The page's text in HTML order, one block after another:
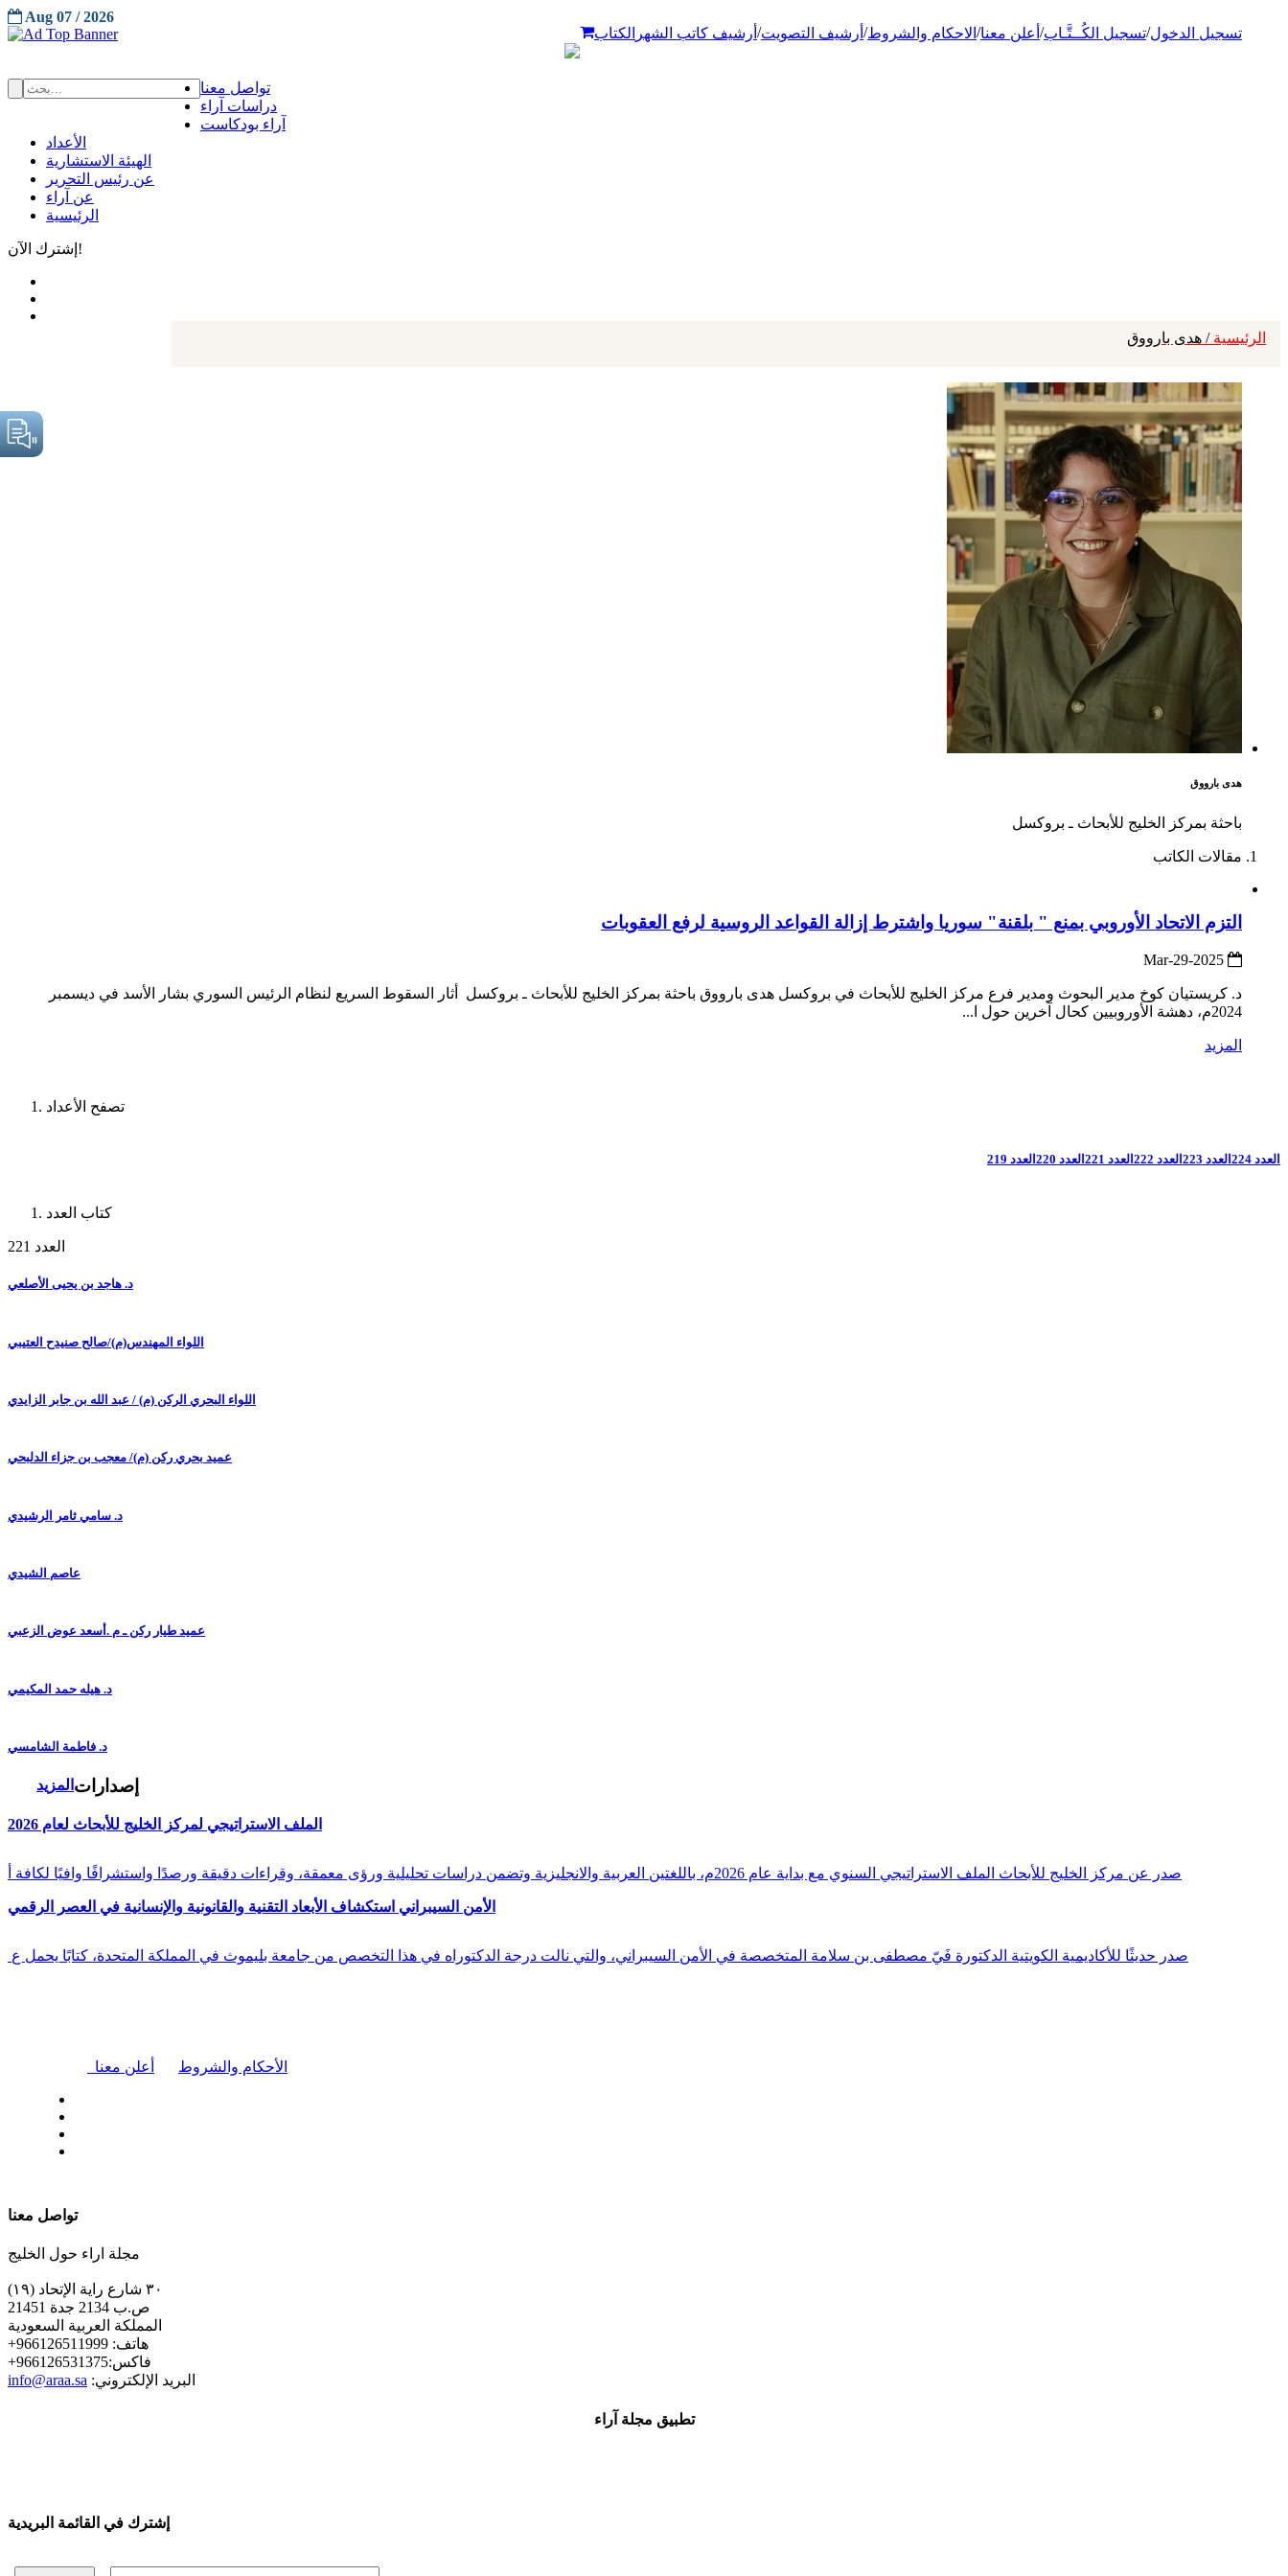
تسجيل الدخول/تسجيل الكُــتَّـاب/ أعلن معنا/ الاحكام والشروط/ أرشيف التصويت/ أرشيف كاتب الشهر الكتاب
Aug 07 / 2026
تواصل معنا
دراسات آراء
آراء بودكاست
الأعداد
الهيئة الاستشارية
عن رئيس التحرير
عن آراء
الرئيسية
إشترك الآن!
الرئيسية / هدى بارووق
هدى بارووق
باحثة بمركز الخليج للأبحاث ـ بروكسل
مقالات الكاتب
التزم الاتحاد الأوروبي بمنع " بلقنة" سوريا واشترط إزالة القواعد الروسية لرفع العقوبات
د. كريستيان كوخ مدير البحوث ومدير فرع مركز الخليج للأبحاث في بروكسل هدى بارووق باحثة بمركز الخليج للأبحاث ـ بروكسل أثار السقوط السريع لنظام الرئيس السوري بشار الأسد في ديسمبر
2024م، دهشة الأوروبيين كحال آخرين حول ا...
المزيد
تصفح الأعداد
العدد 224 العدد 223 العدد 222 العدد 221 العدد 220 العدد 219
كتاب العدد
العدد 221
د. هاجد بن يحيى الأصلعي
اللواء المهندس(م)/صالح صنيدح العتيبي
اللواء البحري الركن (م) / عبد الله بن جابر الزايدي
عميد بحري ركن (م)/ معجب بن جزاء الدلبحي
د. سامي ثامر الرشيدي
عاصم الشيدي
عميد طيار ركن ـ م .أسعد عوض الزعبي
د. هيله حمد المكيمي
د. فاطمة الشامسي
المزيد إصدارات
الملف الاستراتيجي لمركز الخليج للأبحاث لعام 2026
صدر عن مركز الخليج للأبحاث الملف الاستراتيجي السنوي مع بداية عام 2026م، باللغتين العربية والانجليزية وتضمن دراسات تحليلية ورؤى معمقة، وقراءات دقيقة ورصدًا واستشرافًا وافيًا لكافة أ
الأمن السيبراني استكشاف الأبعاد التقنية والقانونية والإنسانية في العصر الرقمي
صدر حديثًا للأكاديمية الكويتية الدكتورة فَيّ مصطفى بن سلامة المتخصصة في الأمن السيبراني، والتي نالت درجة الدكتوراه في هذا التخصص من جامعة بليموث في المملكة المتحدة، كتابًا يحمل ع
أعلن معنا الأحكام والشروط
تواصل معنا
مجلة اراء حول الخليج
٣٠ شارع راية الإتحاد (١٩)
ص.ب 2134 جدة 21451
المملكة العربية السعودية
+هاتف: 966126511999
+فاكس:966126531375
info@araa.sa :البريد الإلكتروني
تطبيق مجلة آراء
إشترك في القائمة البريدية